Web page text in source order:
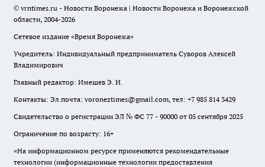
© vrntimes.ru - Новости Воронежа | Новости Воронежа и Воронежской
области, 2004-2026
Сетевое издание «Время Воронежа»
Учредитель: Индивидуальный предприниматель Суворов Алексей
Владимирович
Главный редактор: Имешев Э. И.
Контакты: Эл.почта: voroneztimes@gmail.com, тел: +7 985 814 3429
Свидетельство о регистрации ЭЛ № ФС 77 - 90000 от 05 сентября 2025
Ограничение по возрасту: 16+
«На информационном ресурсе применяются рекомендательные
технологии (информационные технологии предоставления